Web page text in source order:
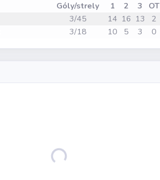
Góly/strely 1 2 3 OT
3/45 14 16 13 2
3/18 10 5 3 0
Loading...